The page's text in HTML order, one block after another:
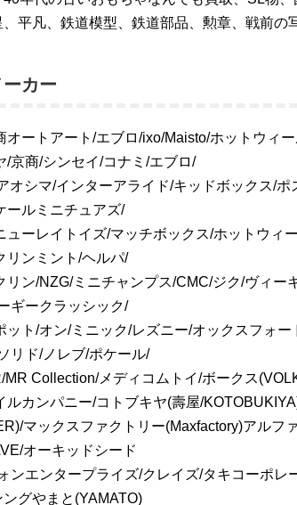
平凡、鉄道模型、鉄道部品、勲章、戦前の
カー
オートアート/エブロ/ixo/Maisto/ホットウィ
/京商/シンセイ/コナミ/エブロ/
オシマ/インターアライド/キッドボックス/
ールミニチュアズ/
ューレイトイズ/マッチボックス/ホットウィ
リンミント/ヘルパ/
リン/NZG/ミニチャンプス/CMC/ジク/ヴィー
ギークラッシック/
ット/オン/ミニック/レズニー/オックスフォ
リド/ノレブ/ポケール/
MR Collection/メディコムトイ/ボークス
ルカンパニー/コトブキヤ(壽屋/
マックスファクトリー(Maxfactory)アルフ
オーキッドシード
ンエンタープライズ/クレイズ/タキコーポレ
グやまと(YAMATO)